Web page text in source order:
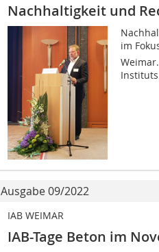
Nachhaltigkeit und
im
Ausgabe 09/2022
IAB WEIMAR
IAB-Tage Beton im